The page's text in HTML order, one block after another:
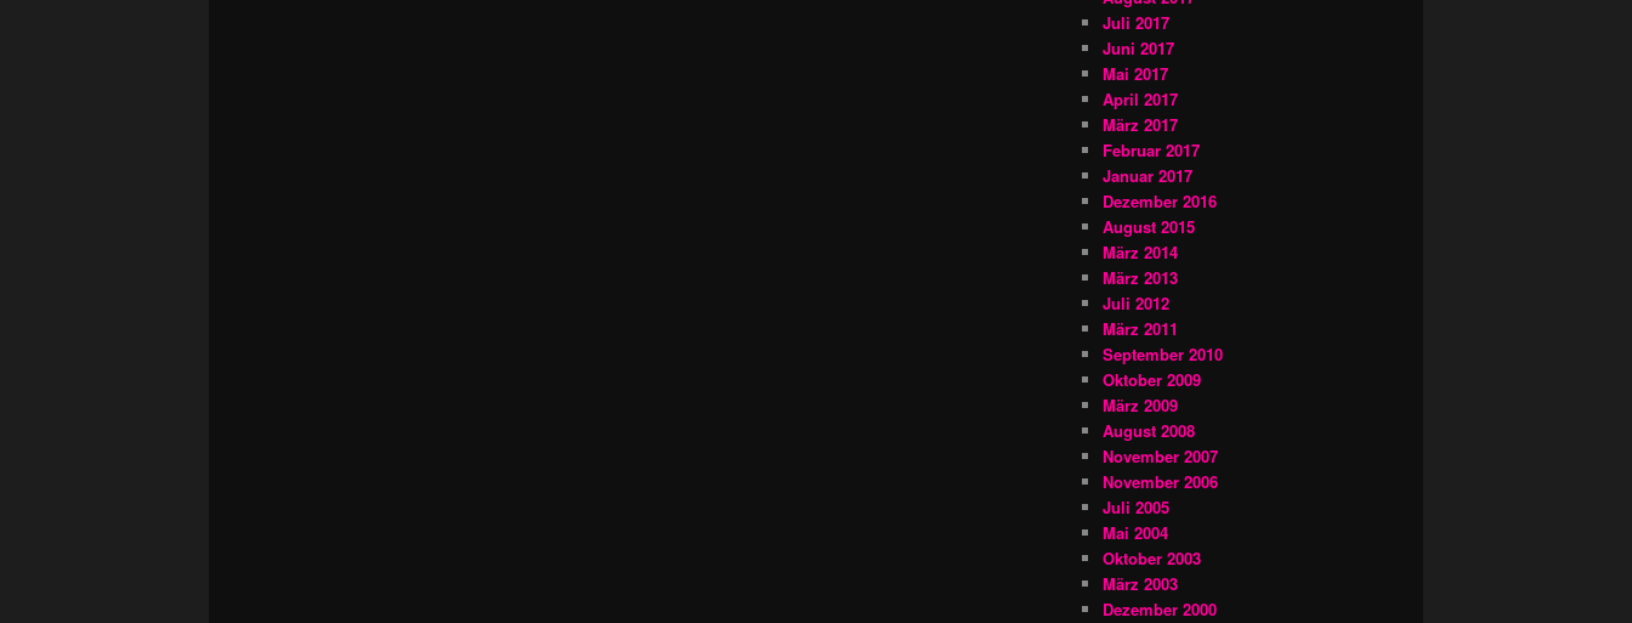
Juli 2017
Juni 2017
Mai 2017
April 2017
März 2017
Februar 2017
Januar 2017
Dezember 2016
August 2015
März 2014
März 2013
Juli 2012
März 2011
September 2010
Oktober 2009
März 2009
August 2008
November 2007
November 2006
Juli 2005
Mai 2004
Oktober 2003
März 2003
Dezember 2000